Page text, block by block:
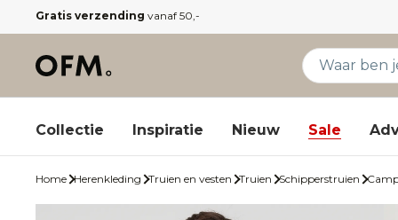
Gratis verzending vanaf 50,-
Collectie Inspiratie Nieuw Sale
Home Herenkleding Truien en vesten Truien Schipperstruien